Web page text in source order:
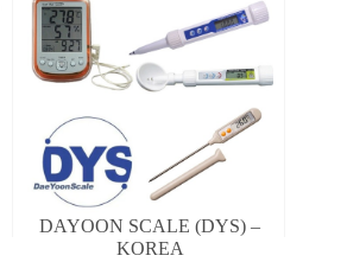
DAYOON SCALE (DYS) –
KOREA